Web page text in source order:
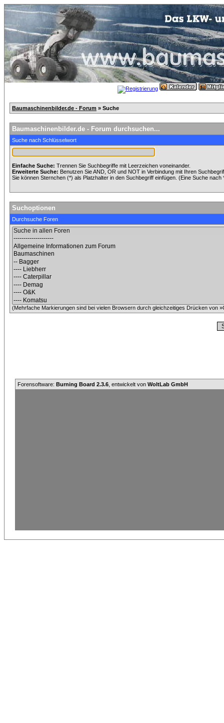
Baumaschinenbilder.de - Forum » Suche
Baumaschinenbilder.de - Forum durchsuchen...
Suche nach Schlüsselwort
Einfache Suche: Trennen Sie Suchbegriffe mit Leerzeichen voneinander.
Erweiterte Suche: Benutzen Sie AND, OR und NOT in Verbindung mit Ihren
Sie können Sternchen (*) als Platzhalter in den Suchbegriff einfügen. (Eine Suche
Suchoptionen
Durchsuche Foren
(Mehrfache Markierungen sind bei vielen Browsern durch gleichzeitiges Drücken von
Forensoftware: Burning Board 2.3.6 , entwickelt von WoltLab GmbH